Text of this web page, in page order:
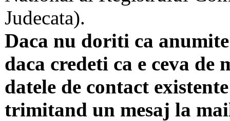
Judecata).
Daca nu doriti ca
daca credeti ca e ceva
datele de contact
trimitand un mesaj la